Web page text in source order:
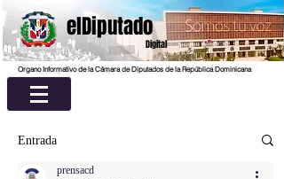
elDiputado
Digital
Organo Informativo de la Cámara de Diputados de la República Dominicana
Entrada
prensacd